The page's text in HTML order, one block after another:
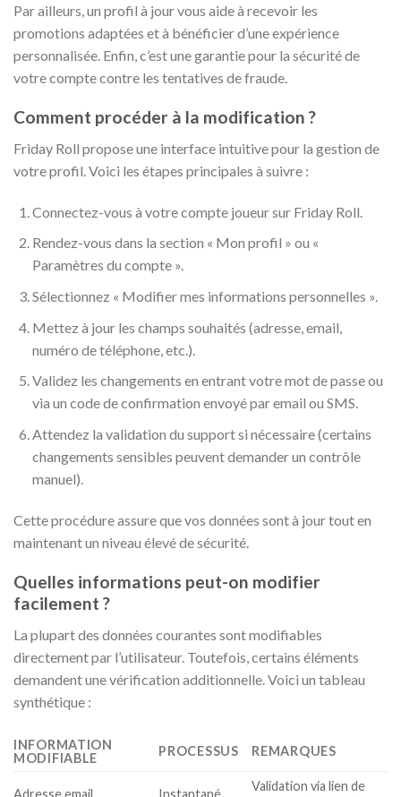
Par ailleurs, un profil à jour vous aide à recevoir les
promotions adaptées et à bénéficier d’une expérience
personnalisée. Enfin, c’est une garantie pour la sécurité de
votre compte contre les tentatives de fraude.
Comment procéder à la modification ?
Friday Roll propose une interface intuitive pour la gestion de
votre profil. Voici les étapes principales à suivre :
Connectez-vous à votre compte joueur sur Friday Roll.
Rendez-vous dans la section « Mon profil » ou «
Paramètres du compte ».
Sélectionnez « Modifier mes informations personnelles ».
Mettez à jour les champs souhaités (adresse, email,
numéro de téléphone, etc.).
Validez les changements en entrant votre mot de passe ou
via un code de confirmation envoyé par email ou SMS.
Attendez la validation du support si nécessaire (certains
changements sensibles peuvent demander un contrôle
manuel).
Cette procédure assure que vos données sont à jour tout en
maintenant un niveau élevé de sécurité.
Quelles informations peut-on modifier
facilement ?
La plupart des données courantes sont modifiables
directement par l’utilisateur. Toutefois, certains éléments
demandent une vérification additionnelle. Voici un tableau
synthétique :
INFORMATION
MODIFIABLE
PROCESSUS REMARQUES
Adresse email Instantané
Validation via lien de